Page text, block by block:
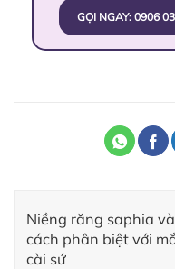
GỌI NGAY: 0906
Niềng răng saphia và
cách phân biệt với
cài sứ